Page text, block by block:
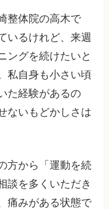
整体院の高木で
いるけれど、来週
ングを続けたいと
私自身も小さい頃
た経験があるの
ないもどかしさは
方から「運動を続
談を多くいただき
痛みがある状態で